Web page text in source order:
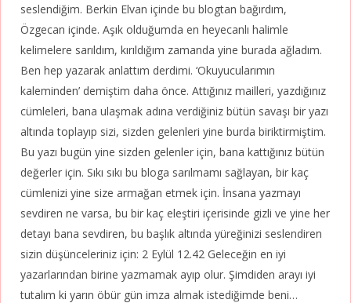
seslendiğim. Berkin Elvan içinde bu blogtan bağırdım,
Özgecan içinde. Aşık olduğumda en heyecanlı halimle
kelimelere sarıldım, kırıldığım zamanda yine burada ağladım.
Ben hep yazarak anlattım derdimi. ‘Okuyucularımın
kaleminden’ demiştim daha önce. Attığınız mailleri, yazdığınız
cümleleri, bana ulaşmak adına verdiğiniz bütün savaşı bir yazı
altında toplayıp sizi, sizden gelenleri yine burda biriktirmiştim.
Bu yazı bugün yine sizden gelenler için, bana kattığınız bütün
değerler için. Sıkı sıkı bu bloga sarılmamı sağlayan, bir kaç
cümlenizi yine size armağan etmek için. İnsana yazmayı
sevdiren ne varsa, bu bir kaç eleştiri içerisinde gizli ve yine her
detayı bana sevdiren, bu başlık altında yüreğinizi seslendiren
sizin düşünceleriniz için: 2 Eylül 12.42 Geleceğin en iyi
yazarlarından birine yazmamak ayıp olur. Şimdiden arayı iyi
tutalım ki yarın öbür gün imza almak istediğimde beni…